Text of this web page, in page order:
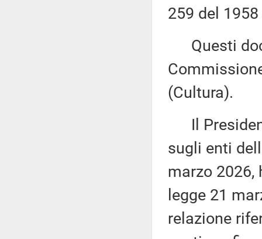
259 del 1958
Questi
(Cultura).
Il
sugli enti
marzo 2026,
legge 21
relazione